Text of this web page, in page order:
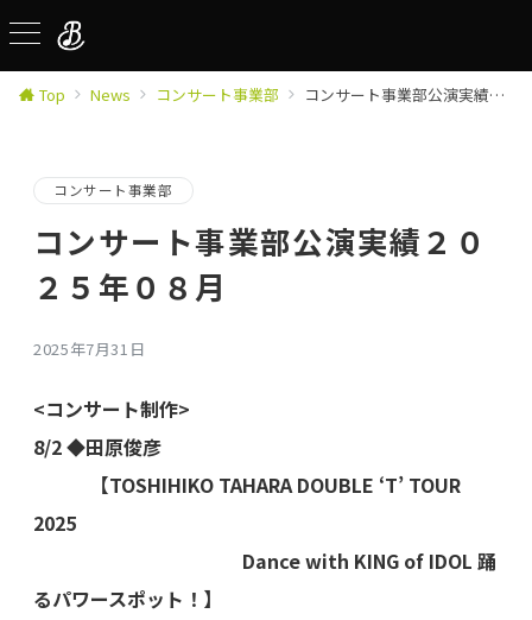
Top News コンサート事業部 コンサート事業部公演実績２０２５年０８月
コンサート事業部
コンサート事業部公演実績２０
２５年０８月
2025年7月31日
<コンサート制作>
8/2 ◆田原俊彦
【TOSHIHIKO TAHARA DOUBLE ‘T’ TOUR
2025
Dance with KING of IDOL 踊
るパワースポット！】